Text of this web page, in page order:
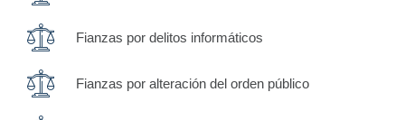
Fianzas por delitos informáticos
Fianzas por alteración del orden público